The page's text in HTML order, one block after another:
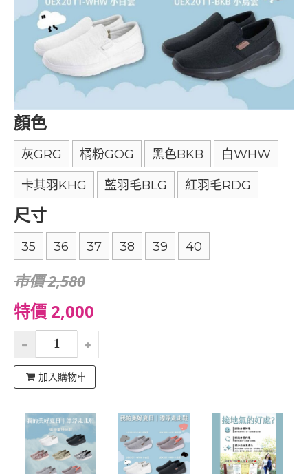
顏色
灰GRG 橘粉GOG 黑色BKB 白WHW
卡其羽KHG 藍羽毛BLG 紅羽毛RDG
尺寸
35 36 37 38 39 40
市價 2,580
特價 2,000
加入購物車